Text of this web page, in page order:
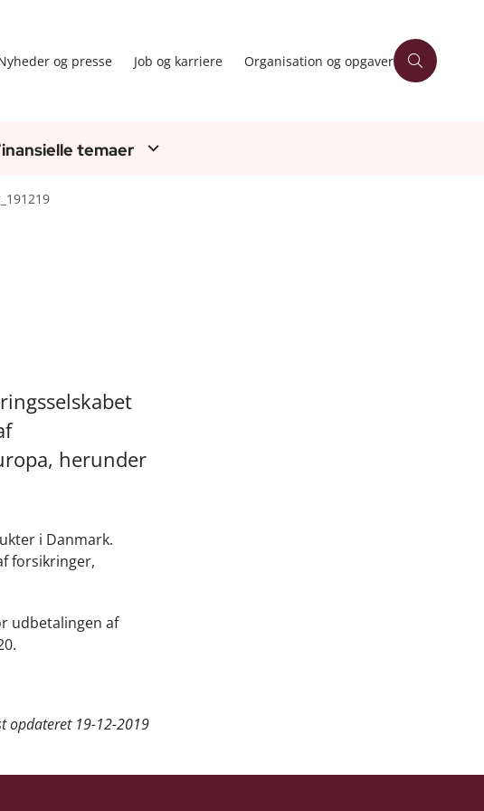
og presse Job og karriere Organisation og opgaver
temaer
herunder
i Danmark.
forsikringer,
udbetalingen af
opdateret 19-12-2019